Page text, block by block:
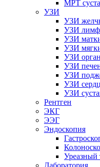
МРТ
УЗИ
УЗИ
УЗИ
УЗИ
УЗИ
УЗИ
УЗИ
УЗИ
УЗИ
УЗИ
Рентген
ЭКГ
ЭЭГ
Эндоскопия
Уреазный
Лаборатория